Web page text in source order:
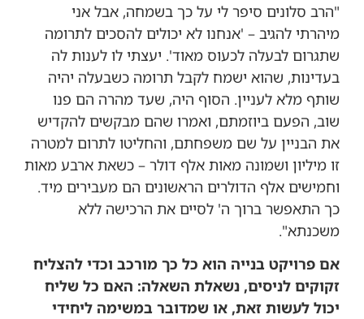
"הרב סלונים סיפר לי על כך בשמחה, אבל אני
מיהרתי להגיב – 'אנחנו לא יכולים להסכים לתרומה
שתגרום לבעלה לכעוס מאוד'. יעצתי לו לענות לה
בעדינות, שהוא ישמח לקבל תרומה כשבעלה יהיה
שותף מלא לעניין. הסוף היה, שעד מהרה הם פנו
שוב, הפעם ביוזמתם, ואמרו שהם מבקשים להקדיש
את הבניין על שם משפחתם, והחליטו לתרום למטרה
זו מיליון ושמונה מאות אלף דולר – כשאת ארבע מאות
וחמישים אלף הדולרים הראשונים הם מעבירים מיד.
כך התאפשר ברוך ה' לסיים את הרכישה ללא
משכנתא".
אם פרויקט בנייה הוא כל כך מורכב וכדי להצליח
זקוקים לניסים, נשאלת השאלה: האם כל שליח
יכול לעשות זאת, או שמדובר במשימה ליחידי